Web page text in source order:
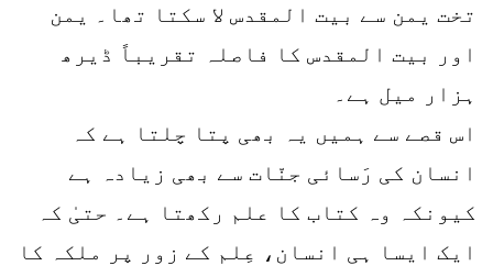
تخت یمن سے بیت المقدس لا سکتا تھا۔ یمن
اور بیت المقدس کا فاصلہ تقریباً ڈیرھ
ہزار میل ہے۔
اس قصے سے ہمیں یہ بھی پتا چلتا ہے کہ
انسان کی رَسائی جنّات سے بھی زیادہ ہے
کیونکہ وہ کتاب کا علم رکھتا ہے۔ حتیٰ کہ
ایک ایسا ہی انسان، عِلم کے زور پر ملکہ کا